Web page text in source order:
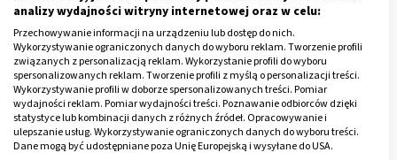
Należy jednak pamiętać, że wdrożenie tak
zaawansowanej substancji, jak szczepionka, wymaga
przejścia długotrwałej procedury testów klinicznych.
Priorytetem jest nie tylko skuteczność, ale też
bezpieczeństwo stosowania. Jest to szczególnie
istotne, zważywszy że szczepienie polega na aplikacji
dawek określonego patogenu, na tyle dużych by
analizy wydajności witryny internetowej oraz w celu:
Przechowywanie informacji na urządzeniu lub dostęp do nich.
Wykorzystywanie ograniczonych danych do wyboru reklam. Tworzenie profili
związanych z personalizacją reklam. Wykorzystanie profili do wyboru
spersonalizowanych reklam. Tworzenie profili z myślą o personalizacji treści.
Wykorzystywanie profili w doborze spersonalizowanych treści. Pomiar
wydajności reklam. Pomiar wydajności treści. Poznawanie odbiorców dzięki
statystyce lub kombinacji danych z różnych źródeł. Opracowywanie i
ulepszanie usług. Wykorzystywanie ograniczonych danych do wyboru treści.
Dane mogą być udostępniane poza Unię Europejską i wysyłane do USA.